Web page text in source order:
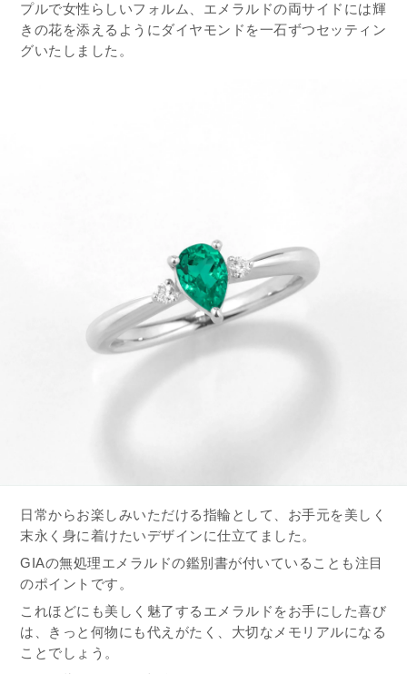
プルで女性らしいフォルム、エメラルドの両サイドには輝
きの花を添えるようにダイヤモンドを一石ずつセッティン
グいたしました。
日常からお楽しみいただける指輪として、お手元を美しく
末永く身に着けたいデザインに仕立てました。
GIAの無処理エメラルドの鑑別書が付いていることも注目
のポイントです。
これほどにも美しく魅了するエメラルドをお手にした喜び
は、きっと何物にも代えがたく、大切なメモリアルになる
ことでしょう。